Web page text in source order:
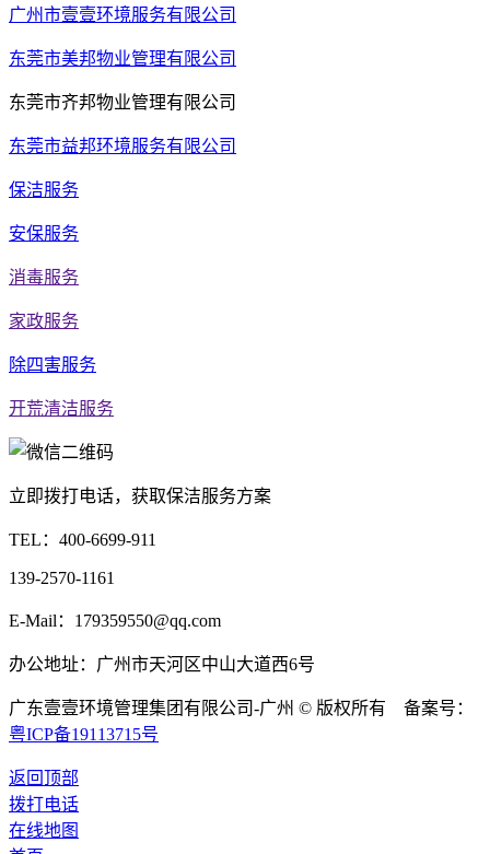
广州市壹壹环境服务有限公司
东莞市美邦物业管理有限公司
东莞市齐邦物业管理有限公司
东莞市益邦环境服务有限公司
保洁服务
安保服务
消毒服务
家政服务
除四害服务
开荒清洁服务
立即拨打电话，获取保洁服务方案
TEL： 400-6699-911
139-2570-1161
E-Mail：179359550@qq.com
办公地址：广州市天河区中山大道西6号
广东壹壹环境管理集团有限公司-广州 © 版权所有 备案号：
粤ICP备19113715号
返回顶部
拨打电话
在线地图